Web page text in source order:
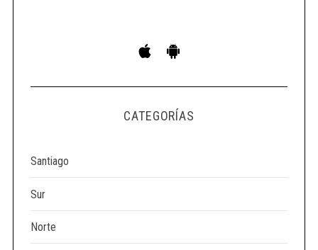
CATEGORÍAS
Santiago
Sur
Norte
r
: